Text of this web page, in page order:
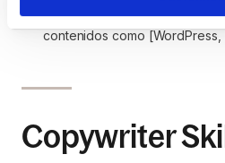
Conocimiento profundo de
contenidos como
Copywriter